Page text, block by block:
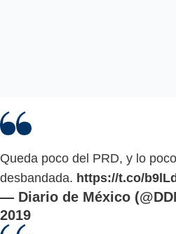
Queda poco del PRD, y lo
desbandada. https://t.co/
— Diario de México
2019